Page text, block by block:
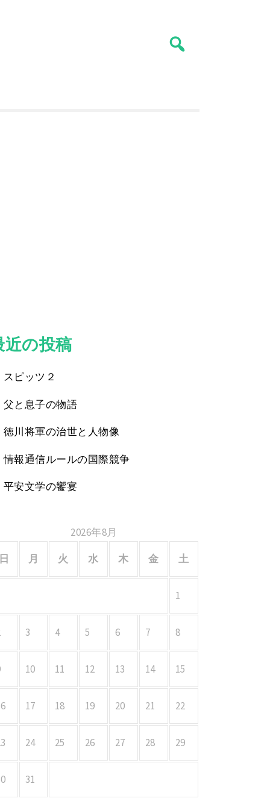
近の投稿
スピッツ２
父と息子の物語
徳川将軍の治世と人物像
情報通信ルールの国際競争
平安文学の饗宴
2026年8月
月 火 水 木 金 土
1
3 4 5 6 7 8
10 11 12 13 14 15
17 18 19 20 21 22
24 25 26 27 28 29
31